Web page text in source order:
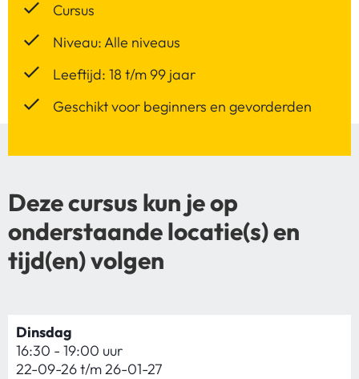
Cursus
Niveau: Alle niveaus
Leeftijd: 18 t/m 99 jaar
Geschikt voor beginners en gevorderden
Deze cursus kun je op
onderstaande locatie(s) en
tijd(en) volgen
Dinsdag
16:30 - 19:00 uur
22-09-26 t/m 26-01-27